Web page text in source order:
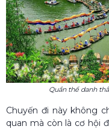
Quần thể danh
Chuyến đi này không
quan mà còn là cơ hội